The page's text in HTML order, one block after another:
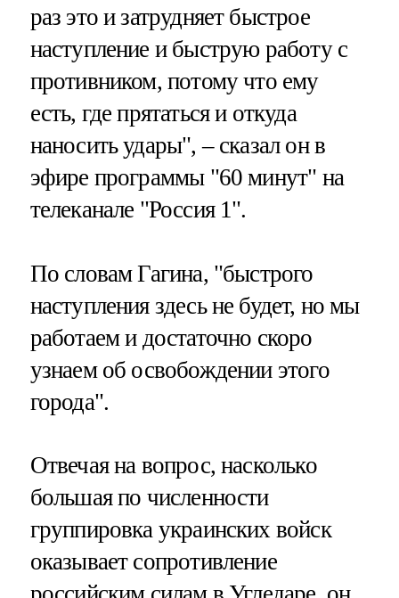
раз это и затрудняет быстрое
наступление и быструю работу с
противником, потому что ему
есть, где прятаться и откуда
наносить удары", – сказал он в
эфире программы "60 минут" на
телеканале "Россия 1".
По словам Гагина, "быстрого
наступления здесь не будет, но мы
работаем и достаточно скоро
узнаем об освобождении этого
города".
Отвечая на вопрос, насколько
большая по численности
группировка украинских войск
оказывает сопротивление